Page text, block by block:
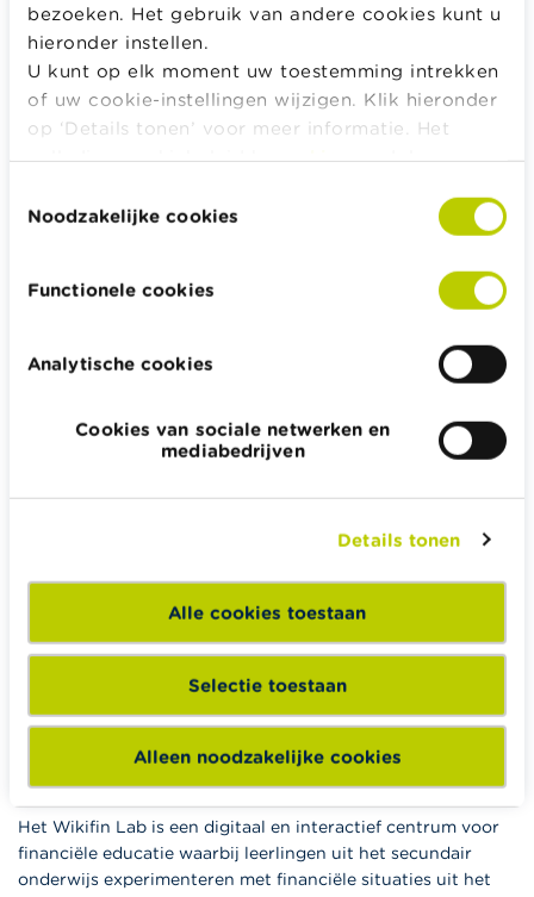
bezoeken. Het gebruik van andere cookies kunt u
hieronder instellen.
U kunt op elk moment uw toestemming intrekken
of uw cookie-instellingen wijzigen. Klik hieronder
op ‘Details tonen’ voor meer informatie. Het
volledige cookiebeleid kan uhier raadplegen.
Noodzakelijke cookies
Functionele cookies
Analytische cookies
Cookies van sociale netwerken en
mediabedrijven
Details tonen
Alle cookies toestaan
Selectie toestaan
Alleen noodzakelijke cookies
Alle rekentools, checklists en meer
Budget, betalen, lenen en verzekeren
Familie
Sparen en beleggen
Erven
Belasting, werk en inkomen
betrouwbare en handige informatie ter beschikking,
onafhankelijk van private financiële spelers.
Wikifin School biedt gratis en heel divers pedagogisch
lesmateriaal en opleidingen aan leerkrachten om hen te
ondersteunen bij hun lessen financiële educatie.
Het Wikifin Lab is een digitaal en interactief centrum voor
financiële educatie waarbij leerlingen uit het secundair
onderwijs experimenteren met financiële situaties uit het